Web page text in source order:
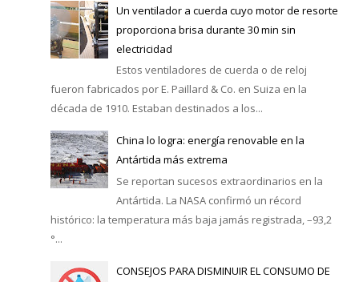
Un ventilador a cuerda cuyo motor de resorte
proporciona brisa durante 30 min sin
electricidad
Estos ventiladores de cuerda o de reloj
fueron fabricados por E. Paillard & Co. en Suiza en la
década de 1910. Estaban destinados a los...
China lo logra: energía renovable en la
Antártida más extrema
Se reportan sucesos extraordinarios en la
Antártida. La NASA confirmó un récord
histórico: la temperatura más baja jamás registrada, –93,2
°...
CONSEJOS PARA DISMINUIR EL CONSUMO DE